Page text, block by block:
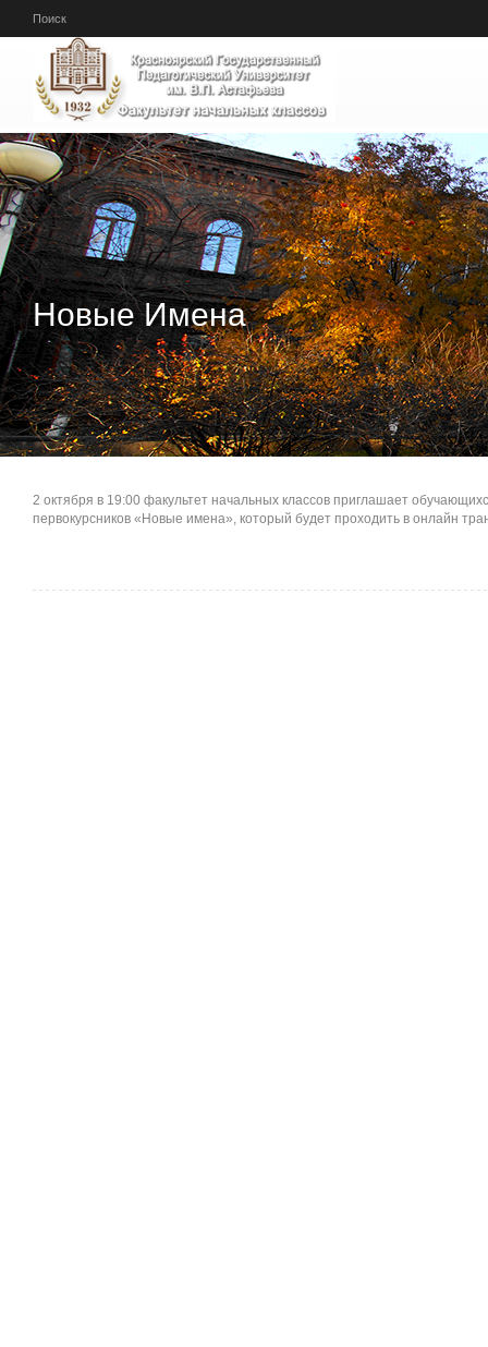
Поиск
Новые Имена
2 октября в 19:00 факультет начальных классов приглашает
первокурсников «Новые имена», который будет проходить в онлайн